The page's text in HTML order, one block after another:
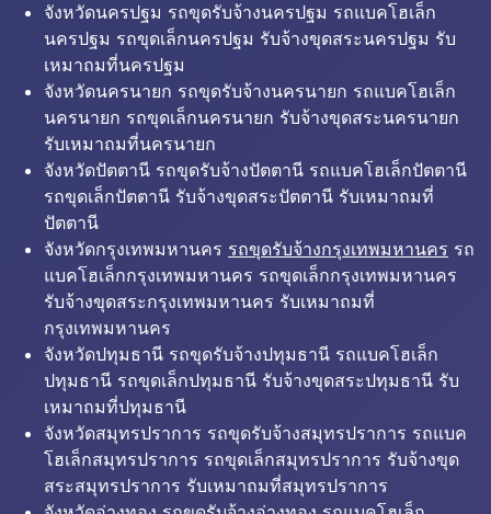
จังหวัดนครปฐม รถขุดรับจ้างนครปฐม รถแบคโฮเล็ก
นครปฐม รถขุดเล็กนครปฐม รับจ้างขุดสระนครปฐม รับ
เหมาถมที่นครปฐม
จังหวัดนครนายก รถขุดรับจ้างนครนายก รถแบคโฮเล็ก
นครนายก รถขุดเล็กนครนายก รับจ้างขุดสระนครนายก
รับเหมาถมที่นครนายก
จังหวัดปัตตานี รถขุดรับจ้างปัตตานี รถแบคโฮเล็กปัตตานี
รถขุดเล็กปัตตานี รับจ้างขุดสระปัตตานี รับเหมาถมที่
ปัตตานี
จังหวัดกรุงเทพมหานคร รถขุดรับจ้างกรุงเทพมหานคร รถ
แบคโฮเล็กกรุงเทพมหานคร รถขุดเล็กกรุงเทพมหานคร
รับจ้างขุดสระกรุงเทพมหานคร รับเหมาถมที่
กรุงเทพมหานคร
จังหวัดปทุมธานี รถขุดรับจ้างปทุมธานี รถแบคโฮเล็ก
ปทุมธานี รถขุดเล็กปทุมธานี รับจ้างขุดสระปทุมธานี รับ
เหมาถมที่ปทุมธานี
จังหวัดสมุทรปราการ รถขุดรับจ้างสมุทรปราการ รถแบค
โฮเล็กสมุทรปราการ รถขุดเล็กสมุทรปราการ รับจ้างขุด
สระสมุทรปราการ รับเหมาถมที่สมุทรปราการ